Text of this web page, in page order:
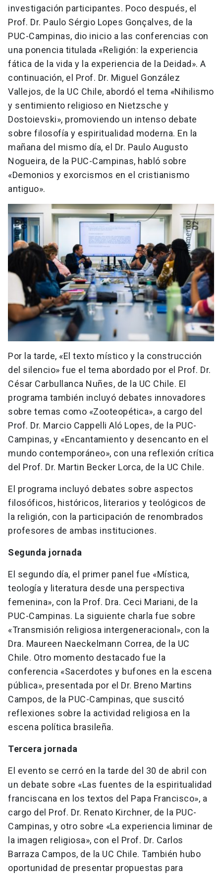
investigación participantes. Poco después, el
Prof. Dr. Paulo Sérgio Lopes Gonçalves, de la
PUC-Campinas, dio inicio a las conferencias con
una ponencia titulada «Religión: la experiencia
fática de la vida y la experiencia de la Deidad». A
continuación, el Prof. Dr. Miguel González
Vallejos, de la UC Chile, abordó el tema «Nihilismo
y sentimiento religioso en Nietzsche y
Dostoievski», promoviendo un intenso debate
sobre filosofía y espiritualidad moderna. En la
mañana del mismo día, el Dr. Paulo Augusto
Nogueira, de la PUC-Campinas, habló sobre
«Demonios y exorcismos en el cristianismo
antiguo».
Por la tarde, «El texto místico y la construcción
del silencio» fue el tema abordado por el Prof. Dr.
César Carbullanca Nuñes, de la UC Chile. El
programa también incluyó debates innovadores
sobre temas como «Zooteopética», a cargo del
Prof. Dr. Marcio Cappelli Aló Lopes, de la PUC-
Campinas, y «Encantamiento y desencanto en el
mundo contemporáneo», con una reflexión crítica
del Prof. Dr. Martin Becker Lorca, de la UC Chile.
El programa incluyó debates sobre aspectos
filosóficos, históricos, literarios y teológicos de
la religión, con la participación de renombrados
profesores de ambas instituciones.
Segunda jornada
El segundo día, el primer panel fue «Mística,
teología y literatura desde una perspectiva
femenina», con la Prof. Dra. Ceci Mariani, de la
PUC-Campinas. La siguiente charla fue sobre
«Transmisión religiosa intergeneracional», con la
Dra. Maureen Naeckelmann Correa, de la UC
Chile. Otro momento destacado fue la
conferencia «Sacerdotes y bufones en la escena
pública», presentada por el Dr. Breno Martins
Campos, de la PUC-Campinas, que suscitó
reflexiones sobre la actividad religiosa en la
escena política brasileña.
Tercera jornada
El evento se cerró en la tarde del 30 de abril con
un debate sobre «Las fuentes de la espiritualidad
franciscana en los textos del Papa Francisco», a
cargo del Prof. Dr. Renato Kirchner, de la PUC-
Campinas, y otro sobre «La experiencia liminar de
la imagen religiosa», con el Prof. Dr. Carlos
Barraza Campos, de la UC Chile. También hubo
oportunidad de presentar propuestas para